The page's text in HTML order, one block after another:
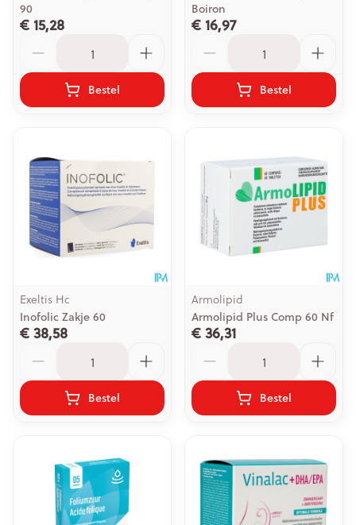
90
€ 15,28
Bestel
Boiron
€ 16,97
Bestel
Exeltis Hc
Inofolic Zakje 60
€ 38,58
Bestel
Armolipid
Armolipid Plus Comp 60 Nf
€ 36,31
Bestel